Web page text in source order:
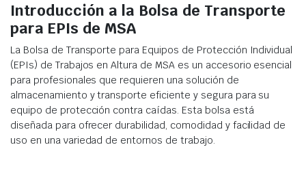
Introducción a la Bolsa de Transporte
para EPIs de MSA
La Bolsa de Transporte para Equipos de Protección Individual
(EPIs) de Trabajos en Altura de MSA es un accesorio esencial
para profesionales que requieren una solución de
almacenamiento y transporte eficiente y segura para su
equipo de protección contra caídas. Esta bolsa está
diseñada para ofrecer durabilidad, comodidad y facilidad de
uso en una variedad de entornos de trabajo.